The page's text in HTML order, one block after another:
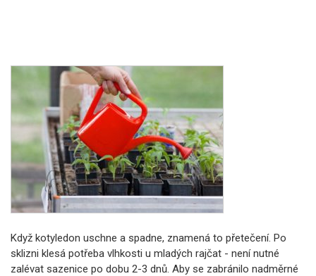
Když kotyledon uschne a spadne, znamená to přetečení. Po
sklizni klesá potřeba vlhkosti u mladých rajčat - není nutné
zalévat sazenice po dobu 2-3 dnů. Aby se zabránilo nadměrné